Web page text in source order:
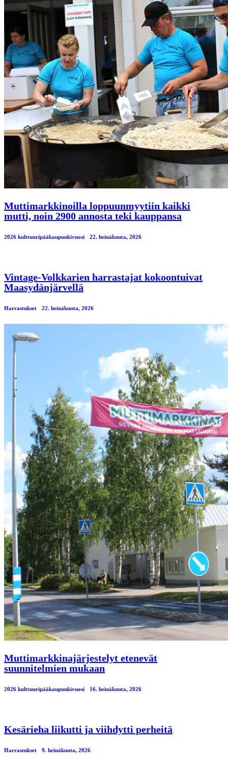
Muttimarkkinoilla loppuunmyytiin kaikki
mutti, noin 2900 annosta teki kauppansa
2026 kulttuuripääkaupunkivuosi 22. heinäkuuta, 2026
Vintage-Volkkarien harrastajat kokoontuivat
Maasydänjärvellä
Harrastukset 22. heinäkuuta, 2026
Muttimarkkinajärjestelyt etenevät
suunnitelmien mukaan
2026 kulttuuripääkaupunkivuosi 16. heinäkuuta, 2026
Kesärieha liikutti ja viihdytti perheitä
Harrastukset 9. heinäkuuta, 2026